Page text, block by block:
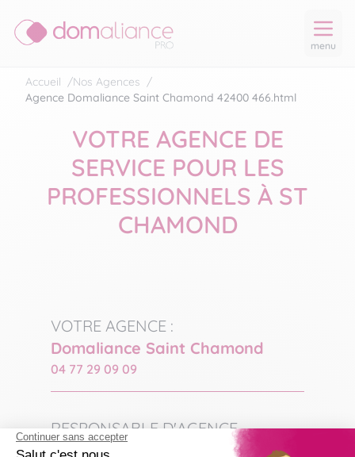
menu
Accueil /Nos Agences /
Agence Domaliance Saint Chamond 42400 466.html
VOTRE AGENCE DE
SERVICE POUR LES
PROFESSIONNELS À ST
CHAMOND
VOTRE AGENCE :
Domaliance Saint Chamond
04 77 29 09 09
RESPONSABLE D'AGENCE
Lydia STEFANI